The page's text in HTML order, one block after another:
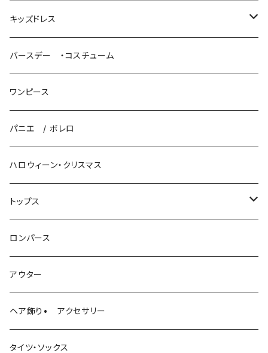
パニエ / ボレロ
キッズドレス
ロングドレス
プリンセスドレス
パニエ / ボレロ
バースデー ・コスチューム
ワンピース
パニエ / ボレロ
ハロウィーン・クリスマス
トップス
ニット
ロンパース
ロンパース
アウター
ヘア飾り• アクセサリー
タイツ・ソックス